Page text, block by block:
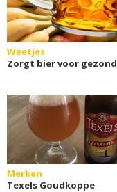
Weetjes
Zorgt bier voor
Merken
Texels Goudkoppe